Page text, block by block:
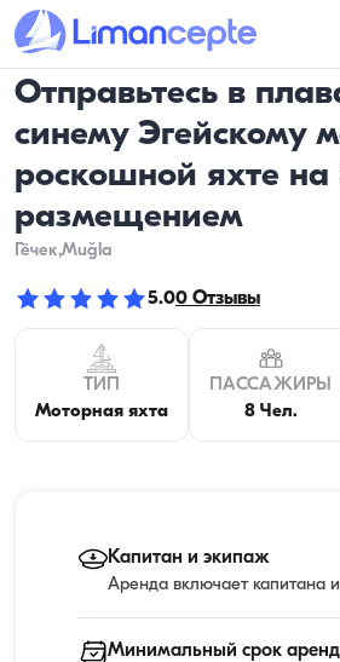
Отправьтесь в
синему Эгейскому
роскошной яхте на
размещением
Гёчек,Muğla
5.00 Отзывы
ТИП
Моторная яхта
ПАССАЖИРЫ
8 Чел.
Капитан и экипаж
Аренда включает капитана
Минимальный срок